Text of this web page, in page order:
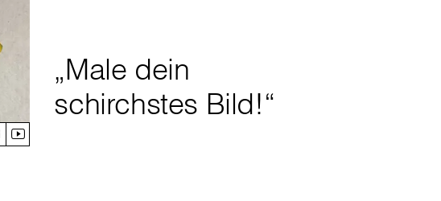
„Male dein
schirchstes Bild!“